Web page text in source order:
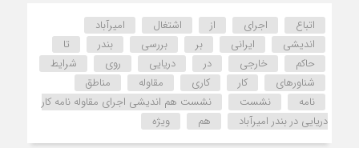
اتباع اجرای از اشتغال
امیرآباد
اندیشی
ایرانی بر بررسی بندر
تا
حاکم
خارجی در دریایی روی
شرایط
شناورهای
کار کاری مقاوله
مناطق
نامه
نشست
نشست هم اندیشی اجرای مقاوله نامه کار
دریایی در بندر امیرآباد
هم ویژه